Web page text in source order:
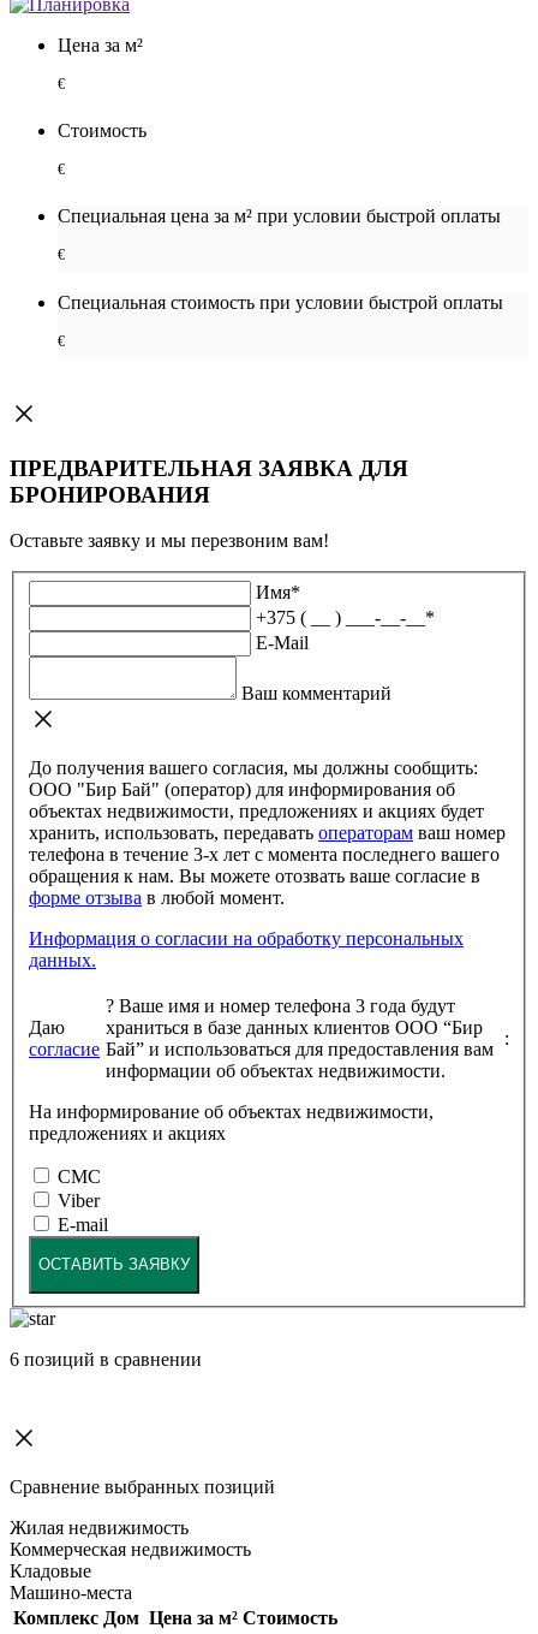
Цена за м²
€
Стоимость
€
Специальная цена за м² при условии быстрой оплаты
€
Специальная cтоимость при условии быстрой оплаты
€
ПРЕДВАРИТЕЛЬНАЯ ЗАЯВКА ДЛЯ
БРОНИРОВАНИЯ
Оставьте заявку и мы перезвоним вам!
Имя*
+375 ( __ ) ___-__-__ *
E-Mail
Ваш комментарий
До получения вашего согласия, мы должны сообщить:
ООО "Бир Бай" (оператор) для информирования об
объектах недвижимости, предложениях и акциях будет
хранить, использовать, передавать операторам
телефона в течение 3-х лет с момента последнего вашего
обращения к нам. Вы можете отозвать ваше согласие в
форме отзыва
в любой момент.
Информация о согласии на обработку персональных
данных.
Даю
согласие
? Ваше имя и номер телефона 3 года будут
храниться в базе данных клиентов ООО “Бир
Бай” и использоваться для предоставления вам
информации об объектах недвижимости.
:
На информирование об объектах недвижимости,
предложениях и акциях
СМС
Viber
E-mail
ОСТАВИТЬ ЗАЯВКУ
6 позиций в сравнении
Сравнение выбранных позиций
Жилая недвижимость
Коммерческая недвижимость
Кладовые
Машино-места
Комплекс Дом Цена за м² Стоимость